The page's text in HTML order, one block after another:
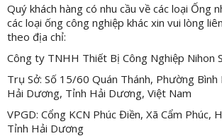
Quý khách hàng có nhu cầu về các loại Ống
các loại ống công nghiệp khác xin vui lòng
theo địa chỉ:
Công ty TNHH Thiết Bị Công Nghiệp Nihon
Trụ Sở: Số 15/60 Quán Thánh, Phường Bình
Hải Dương, Tỉnh Hải Dương, Việt Nam
VPGD: Cổng KCN Phúc Điền, Xã Cẩm Phúc,
Tỉnh Hải Dương